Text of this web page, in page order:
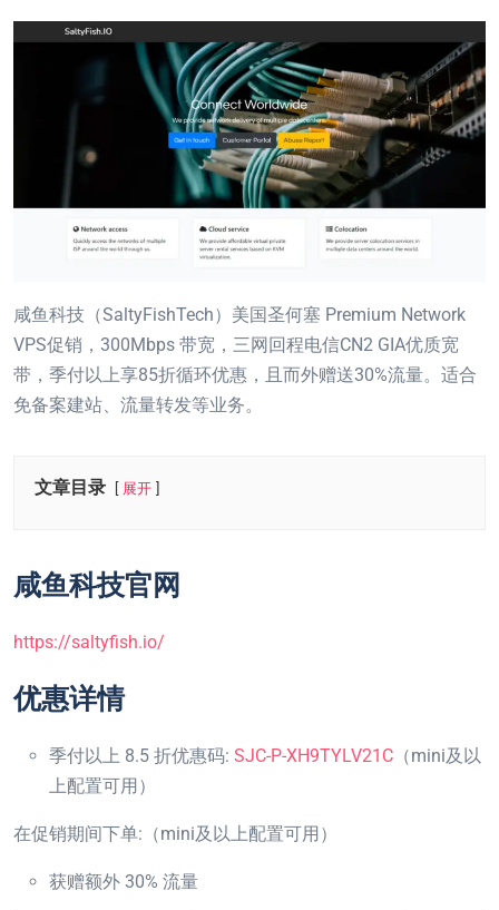
咸鱼科技（SaltyFishTech）美国圣何塞 Premium Network
VPS促销，300Mbps 带宽，三网回程电信CN2 GIA优质宽
带，季付以上享85折循环优惠，且而外赠送30%流量。适合
免备案建站、流量转发等业务。
文章目录 展开
咸鱼科技官网
https://saltyfish.io/
优惠详情
季付以上 8.5 折优惠码: SJC-P-XH9TYLV21C （mini及以
上配置可用）
在促销期间下单:（mini及以上配置可用）
获赠额外 30% 流量